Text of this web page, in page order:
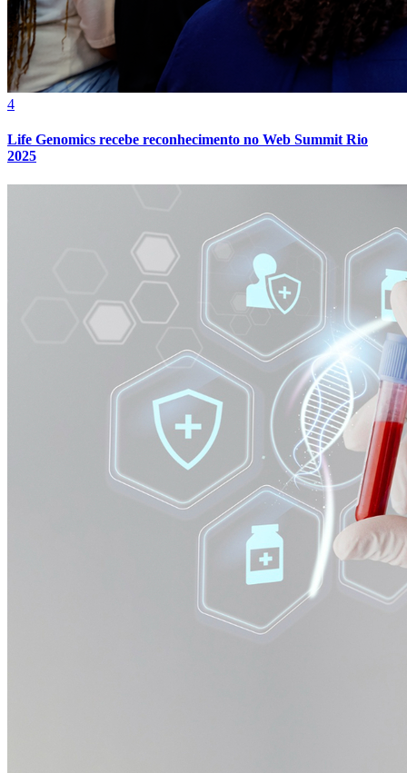
4
Life Genomics recebe reconhecimento no Web Summit Rio
2025